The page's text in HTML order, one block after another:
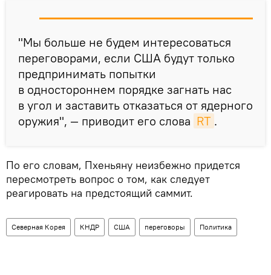
"Мы больше не будем интересоваться
переговорами, если США будут только
предпринимать попытки
в одностороннем порядке загнать нас
в угол и заставить отказаться от ядерного
оружия", — приводит его слова RT .
По его словам, Пхеньяну неизбежно придется
пересмотреть вопрос о том, как следует
реагировать на предстоящий саммит.
Северная Корея КНДР США переговоры Политика